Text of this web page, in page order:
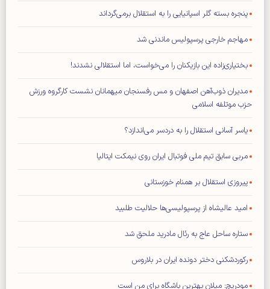
پنجره بسته گلر اسپانیایی را به استقلال برمی‌گرداند
مهاجم خارجی پرسپولیس ماندنی شد
بختیاری‌زاده این بازیکنان را می‌خواست، اما استقلالی نشدند!
مدیران ذوب‌آهن اصفهان و مس رفسنجان میهمانان نشست کارگروه ورزش
حزب موتلفه اسلامی
یاسر آسانی استقلال را به دردسر می‌اندازد؟
مربی سابق تیم ملی فوتبال ایران روی نیمکت ایتالیا
پیروزی استقلال بر همنام خوزستانی
امید عالیشاه از پرسپولیسی‌ها حلالیت طلبید
ستاره ساحل عاج به رئال مادرید ملحق شد
رکوردشکنی دختر دونده ایران در بلاروس
مودریچ: میلان بهترین باشگاه برای من است